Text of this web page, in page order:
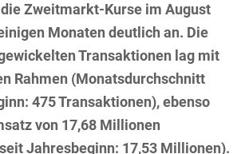
Zweitmarkt-Kurse im August
Monaten deutlich an. Die
Transaktionen lag mit
Rahmen (Monatsdurchschnitt
475 Transaktionen), ebenso
von 17,68 Millionen
Jahresbeginn: 17,53 Millionen).